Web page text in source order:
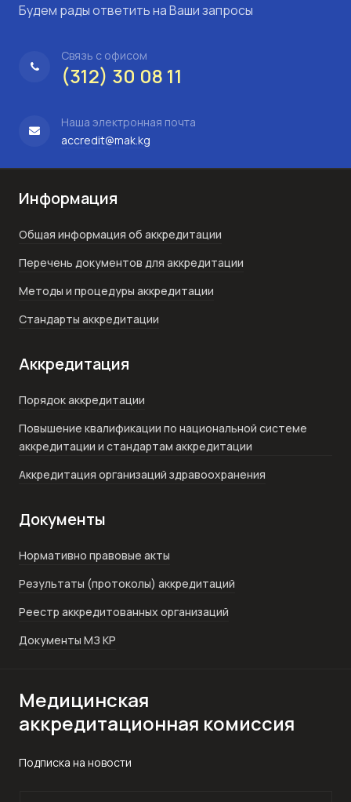
Будем рады ответить на Ваши запросы
Связь с офисом
(312) 30 08 11
Наша электронная почта
accredit@mak.kg
Информация
Общая информация об аккредитации
Перечень документов для аккредитации
Методы и процедуры аккредитации
Стандарты аккредитации
Аккредитация
Порядок аккредитации
Повышение квалификации по национальной системе
аккредитации и стандартам аккредитации
Аккредитация организаций здравоохранения
Документы
Нормативно правовые акты
Результаты (протоколы) аккредитаций
Реестр аккредитованных организаций
Документы МЗ КР
Медицинская
аккредитационная комиссия
Подписка на новости